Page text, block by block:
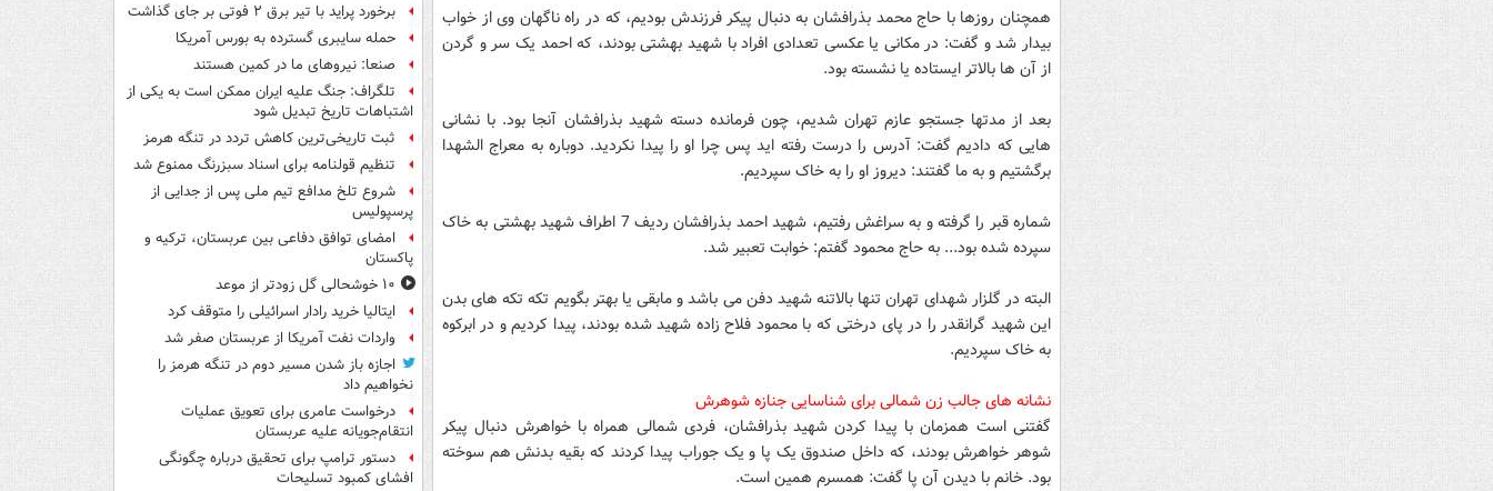
همچنان روزها با حاج محمد بذرافشان به دنبال پیکر فرزندش بودیم، که در راه ناگهان وی از خواب
بیدار شد و گفت: در مکانی یا عکسی تعدادی افراد با شهید بهشتی بودند، که احمد یک سر و گردن
از آن ها بالاتر ایستاده یا نشسته بود.
بعد از مدتها جستجو عازم تهران شدیم، چون فرمانده دسته شهید بذرافشان آنجا بود. با نشانی
هایی که دادیم گفت: آدرس را درست رفته اید پس چرا او را پیدا نکردید. دوباره به معراج الشهدا
برگشتیم و به ما گفتند: دیروز او را به خاک سپردیم.
شماره قبر را گرفته و به سراغش رفتیم، شهید احمد بذرافشان ردیف 7 اطراف شهید بهشتی به خاک
سپرده شده بود... به حاج محمود گفتم: خوابت تعبیر شد.
البته در گلزار شهدای تهران تنها بالاتنه شهید دفن می باشد و مابقی یا بهتر بگویم تکه تکه های بدن
این شهید گرانقدر را در پای درختی که با محمود فلاح زاده شهید شده بودند، پیدا کردیم و در ابرکوه
به خاک سپردیم.
نشانه های جالب زن شمالی برای شناسایی جنازه شوهرش
گفتنی است همزمان با پیدا کردن شهید بذرافشان، فردی شمالی همراه با خواهرش دنبال پیکر
شوهر خواهرش بودند، که داخل صندوق یک پا و یک جوراب پیدا کردند که بقیه بدنش هم سوخته
بود. خانم با دیدن آن پا گفت: همسرم همین است.
برخورد پراید با تیر برق ۲ فوتی بر جای گذاشت
حمله سایبری گسترده به بورس آمریکا
صنعا: نیروهای ما در کمین‌ هستند
تلگراف: جنگ علیه ایران ممکن است به یکی از
اشتباهات تاریخ تبدیل شود
ثبت تاریخی‌ترین کاهش تردد در تنگه هرمز
تنظیم قولنامه برای اسناد سبزرنگ ممنوع شد
شروع تلخ مدافع تیم ملی پس از جدایی از
پرسپولیس
امضای توافق دفاعی بین عربستان، ترکیه و
پاکستان
۱۰ خوشحالی گل زودتر از موعد
ایتالیا خرید رادار اسرائیلی را متوقف کرد
واردات نفت آمریکا از عربستان صفر شد
اجازه باز شدن مسیر دوم در تنگه هرمز را
نخواهیم داد
درخواست عامری برای تعویق عملیات
انتقام‌جویانه علیه عربستان
دستور ترامپ برای تحقیق درباره چگونگی
افشای کمبود تسلیحات